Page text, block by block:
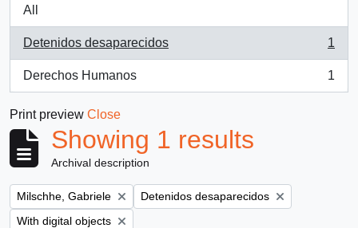
All
Detenidos desaparecidos
, 1 results
1
Derechos Humanos
, 1 results
1
Print preview Close
Showing 1 results
Archival description
Remove filter:
Milschhe, Gabriele Remove filter:
Detenidos desaparecidos
Remove filter:
With digital objects